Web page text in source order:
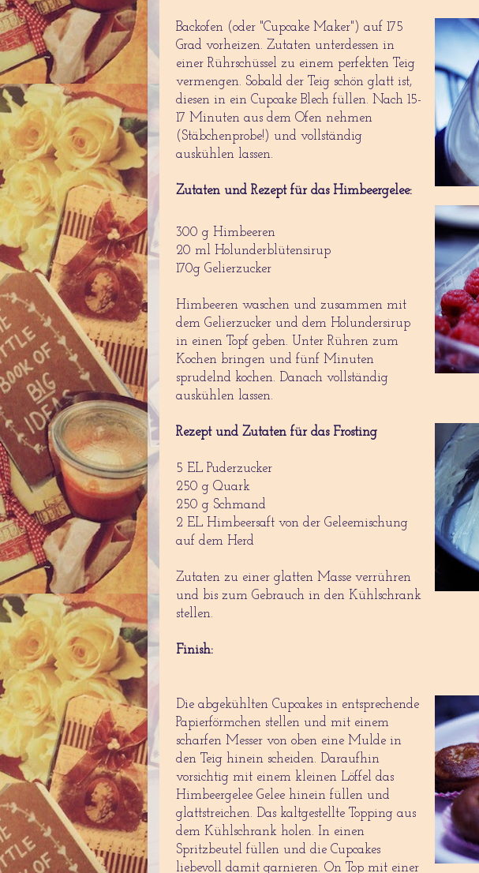
Backofen (oder "Cupcake Maker") auf 175
Grad vorheizen. Zutaten unterdessen in
einer Rührschüssel zu einem perfekten Teig
vermengen. Sobald der Teig schön glatt ist,
diesen in ein Cupcake Blech füllen. Nach 15-
17 Minuten aus dem Ofen nehmen
(Stäbchenprobe!) und vollständig
auskühlen lassen.
Zutaten und Rezept für das Himbeergelee:
300 g Himbeeren
20 ml Holunderblütensirup
170g Gelierzucker
Himbeeren waschen und zusammen mit
dem Gelierzucker und dem Holundersirup
in einen Topf geben. Unter Rühren zum
Kochen bringen und fünf Minuten
sprudelnd kochen. Danach vollständig
auskühlen lassen.
Rezept und Zutaten für das Frosting
5 EL Puderzucker
250 g Quark
250 g Schmand
2 EL Himbeersaft von der Geleemischung
auf dem Herd
Zutaten zu einer glatten Masse verrühren
und bis zum Gebrauch in den Kühlschrank
stellen.
Finish:
Die abgekühlten Cupcakes in entsprechende
Papierförmchen stellen und mit einem
scharfen Messer von oben eine Mulde in
den Teig hinein scheiden. Daraufhin
vorsichtig mit einem kleinen Löffel das
Himbeergelee Gelee hinein füllen und
glattstreichen. Das kaltgestellte Topping aus
dem Kühlschrank holen. In einen
Spritzbeutel füllen und die Cupcakes
liebevoll damit garnieren. On Top mit einer